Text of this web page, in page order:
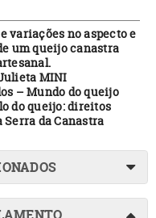
variações no aspecto e
um queijo canastra
MINI
– Mundo do queijo
do queijo: direitos
Serra da Canastra